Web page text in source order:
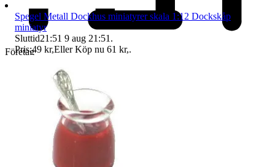
Företag
Spegel Metall Dockhus miniatyrer skala 1:12 Dockskåp
miniatyr
Sluttid21:51 9 aug 21:51 .
Pris:49 kr,Eller Köp nu 61 kr,.